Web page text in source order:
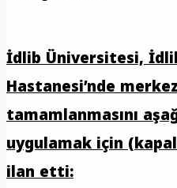
İdlib Üniversitesi,
Hastanesi’nde
tamamlanmasını
uygulamak için
ilan etti: